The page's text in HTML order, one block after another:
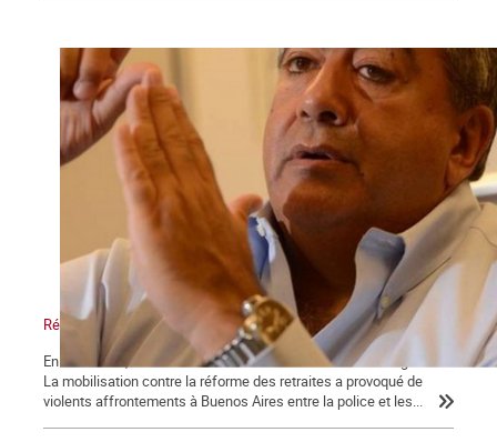
Réforme des retraites en Argentine : le bras de fer
En décembre, la situation était extrêmement tendue en Argentine.
La mobilisation contre la réforme des retraites a provoqué de
violents affrontements à Buenos Aires entre la police et les...